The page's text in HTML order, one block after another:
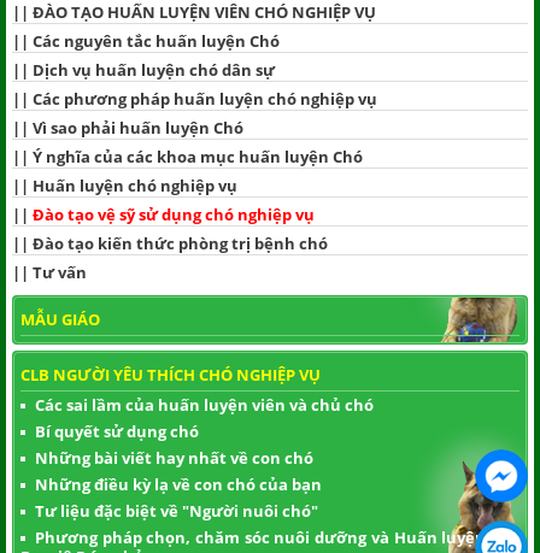
|| ĐÀO TẠO HUẤN LUYỆN VIÊN CHÓ NGHIỆP VỤ
|| Các nguyên tắc huấn luyện Chó
|| Dịch vụ huấn luyện chó dân sự
|| Các phương pháp huấn luyện chó nghiệp vụ
|| Vì sao phải huấn luyện Chó
|| Ý nghĩa của các khoa mục huấn luyện Chó
|| Huấn luyện chó nghiệp vụ
|| Đào tạo vệ sỹ sử dụng chó nghiệp vụ
|| Đào tạo kiến thức phòng trị bệnh chó
|| Tư vấn
MẪU GIÁO
CLB NGƯỜI YÊU THÍCH CHÓ NGHIỆP VỤ
Các sai lầm của huấn luyện viên và chủ chó
Bí quyết sử dụng chó
Những bài viết hay nhất về con chó
Những điều kỳ lạ về con chó của bạn
Tư liệu đặc biệt về "Người nuôi chó"
Phương pháp chọn, chăm sóc nuôi dưỡng và Huấn luyện chó